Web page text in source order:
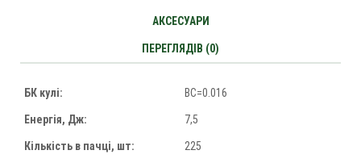
АКСЕСУАРИ
ПЕРЕГЛЯДІВ (0)
БК кулі: BC=0.016
Енергія, Дж: 7,5
Кількість в пачці, шт: 225